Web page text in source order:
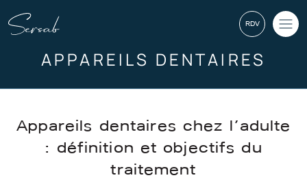
RDV
APPAREILS DENTAIRES
Appareils dentaires chez l’adulte
: définition et objectifs du
traitement
Votre nom et prénom *